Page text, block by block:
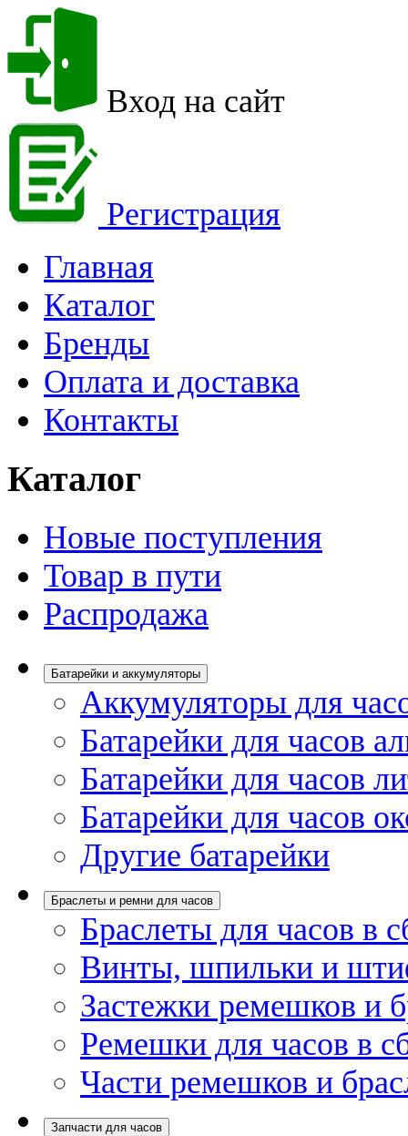
Вход на сайт
Регистрация
Главная
Каталог
Бренды
Оплата и доставка
Контакты
Каталог
Новые поступления
Товар в пути
Распродажа
Батарейки и аккумуляторы
Аккумуляторы для
Батарейки для часов
Батарейки для часов
Батарейки для часов
Другие батарейки
Браслеты и ремни для часов
Браслеты для часов в
Винты, шпильки и
Застежки ремешков и
Ремешки для часов в
Части ремешков и
Запчасти для часов